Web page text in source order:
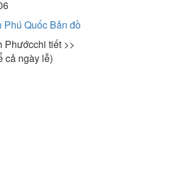
Phú Quốc Bản đồ
Phướcchi tiết >>
cả ngày lễ)